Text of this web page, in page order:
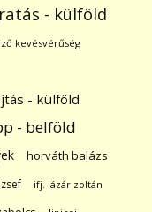
- külföld
kevésvérűség
- külföld
- belföld
horváth balázs
ifj. lázár zoltán